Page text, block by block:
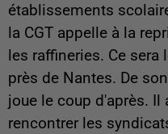
établissements
la CGT appelle à la
les raffineries. Ce sera
près de Nantes. De
joue le coup d'après.
rencontrer les